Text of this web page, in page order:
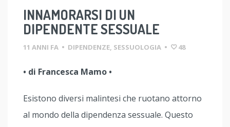
INNAMORARSI DI UN
DIPENDENTE SESSUALE
11 ANNI FA • DIPENDENZE, SESSUOLOGIA • 48
• di Francesca Mamo •
Esistono diversi malintesi che ruotano attorno
al mondo della dipendenza sessuale. Questo